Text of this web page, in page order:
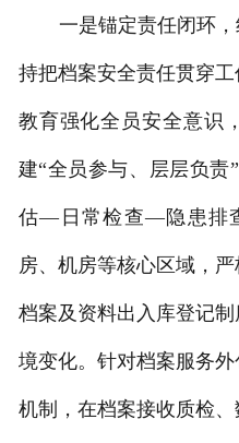
一是锚定责任闭环
持把档案安全责任贯穿
教育强化全员安全意识
建“全员参与、层层负责
估—日常检查—隐患排
房、机房等核心区域，
档案及资料出入库登记
境变化。针对档案服务
机制，在档案接收质检